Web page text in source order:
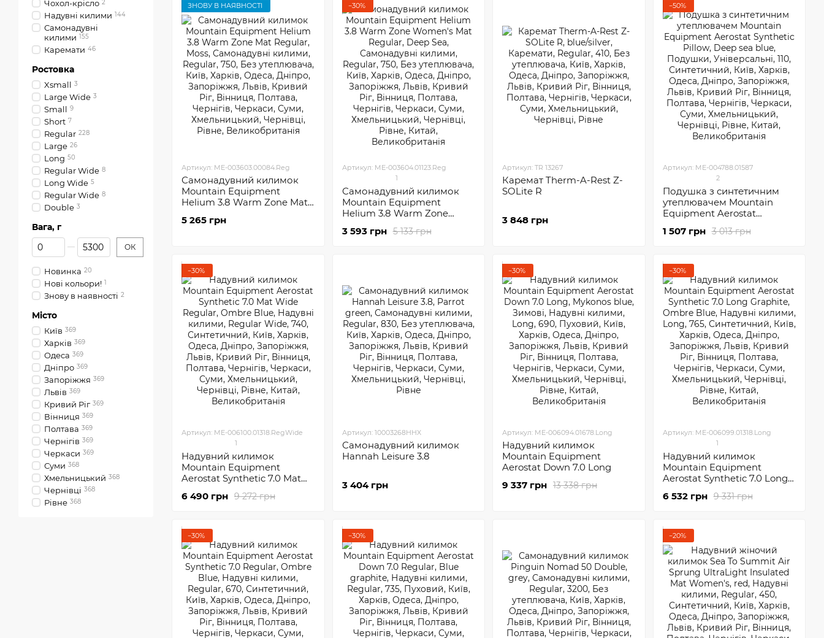
ЗНОВУ В НАЯВНОСТІ
Артикул: ME-003603.00084.Reg
Самонадувний килимок
Mountain Equipment
Helium 3.8 Warm Zone Mat
5 265 грн
−30%
Артикул: ME-003604.01123.Reg
1
Самонадувний килимок
Mountain Equipment
Helium 3.8 Warm Zone
5 133 грн
3 593 грн
Артикул: TR 13267
Каремат Therm-A-Rest Z-
SOLite R
3 848 грн
−50%
Артикул: ME-004788.01587
2
Подушка з синтетичним
утеплювачем Mountain
Equipment Aerostat
3 013 грн
1 507 грн
−30%
Артикул: ME-006100.01318.RegWide
1
Надувний килимок
Mountain Equipment
Aerostat Synthetic 7.0 Mat
9 272 грн
6 490 грн
Артикул: 10003268HHX
Самонадувний килимок
Hannah Leisure 3.8
3 404 грн
−30%
Артикул: ME-006094.01678.Long
Надувний килимок
Mountain Equipment
Aerostat Down 7.0 Long
13 338 грн
9 337 грн
−30%
Артикул: ME-006099.01318.Long
1
Надувний килимок
Mountain Equipment
Aerostat Synthetic 7.0 Long
9 331 грн
6 532 грн
−30% −30% −20%
Чохол-крісло 2
Надувні килими 144
Самонадувні
килими 155
Каремати 46
Ростовка
Xsmall 3
Large Wide 3
Small 9
Short 7
Regular 228
Large 26
Long 50
Regular Wide 8
Long Wide 5
Regular Wide 8
Double 3
Вага, г
Від Вага, г
До Вага, г ОК
Новинка 20
Нові кольори! 1
Знову в наявності 2
Місто
Київ 369
Харків 369
Одеса 369
Днiпро 369
Запоріжжя 369
Львів 369
Кривий Ріг 369
Вінниця 369
Полтава 369
Чернігів 369
Черкаси 369
Суми 368
Хмельницький 368
Чернівці 368
Рівне 368